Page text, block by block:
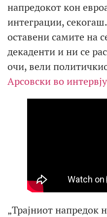
напредокот кон
интеграции,
оставени самите на
декаденти и ни се
очи, вели
Арсовски во
„Трајниот напредок